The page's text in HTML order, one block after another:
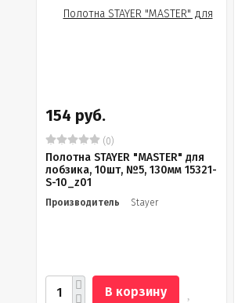
154 руб.
(0)
Полотна STAYER "MASTER" для
лобзика, 10шт, №5, 130мм 15321-
S-10_z01
Производитель Stayer
В корзину